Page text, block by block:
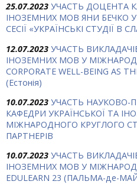
25.07.2023 УЧАСТЬ ДОЦЕНТА
ІНОЗЕМНИХ МОВ ЯНИ БЕЧКО У
СЕСІЇ «УКРАЇНСЬКІ СТУДІЇ В
12.07.2023 УЧАСТЬ
ІНОЗЕМНИХ МОВ У
CORPORATE WELL-BEING AS
(Естонія)
10.07.2023 УЧАСТЬ НАУКОВО-
КАФЕДРИ УКРАЇНСЬКОЇ ТА
МІЖНАРОДНОГО КРУГЛОГО
ПАРТНЕРІВ
10.07.2023 УЧАСТЬ
ІНОЗЕМНИХ МОВ У
EDULEARN 23 (ПАЛЬМА-де-